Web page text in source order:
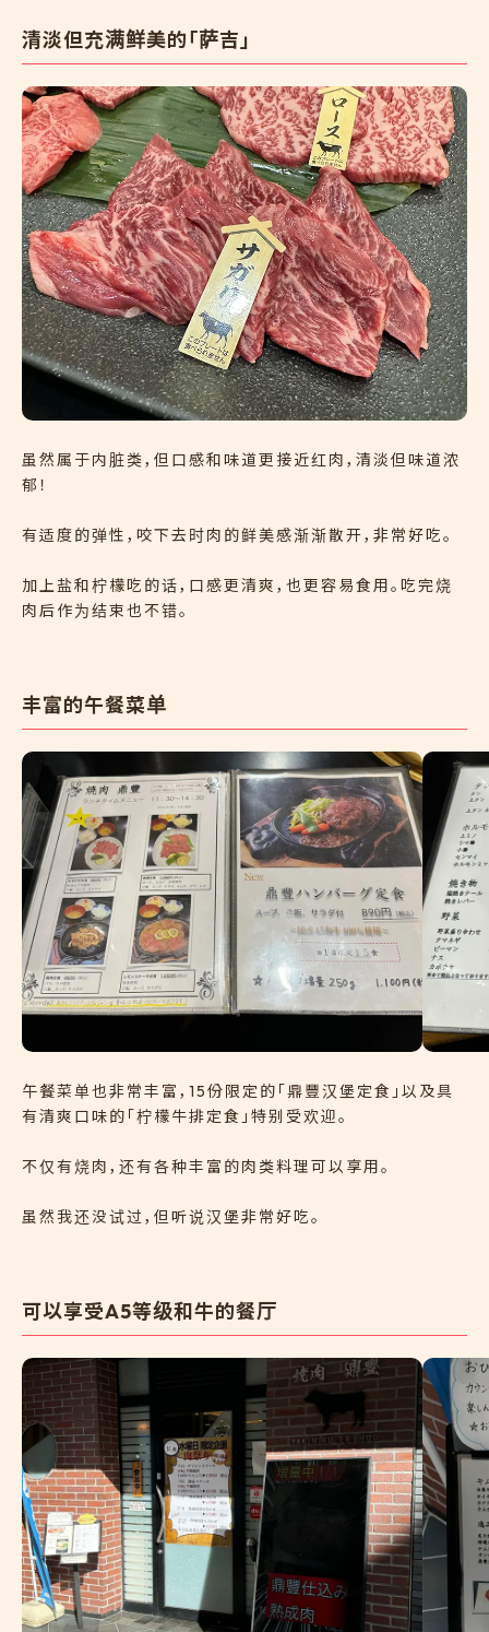
清淡但充满鲜美的「萨吉」
虽然属于内脏类，但口感和味道更接近红肉，清淡但味道浓
郁！
有适度的弹性，咬下去时肉的鲜美感渐渐散开，非常好吃。
加上盐和柠檬吃的话，口感更清爽，也更容易食用。吃完烧
肉后作为结束也不错。
丰富的午餐菜单
午餐菜单也非常丰富，15份限定的「鼎豐汉堡定食」以及具
有清爽口味的「柠檬牛排定食」特别受欢迎。
不仅有烧肉，还有各种丰富的肉类料理可以享用。
虽然我还没试过，但听说汉堡非常好吃。
可以享受A5等级和牛的餐厅